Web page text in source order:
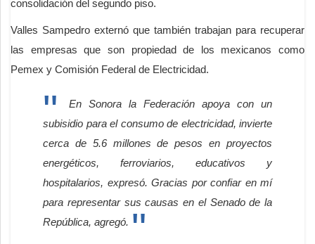
consolidación del segundo piso.
Valles Sampedro externó que también trabajan para recuperar
las empresas que son propiedad de los mexicanos como
Pemex y Comisión Federal de Electricidad.
En Sonora la Federación apoya con un
subisidio para el consumo de electricidad, invierte
cerca de 5.6 millones de pesos en proyectos
energéticos, ferroviarios, educativos y
hospitalarios, expresó. Gracias por confiar en mí
para representar sus causas en el Senado de la
República, agregó.